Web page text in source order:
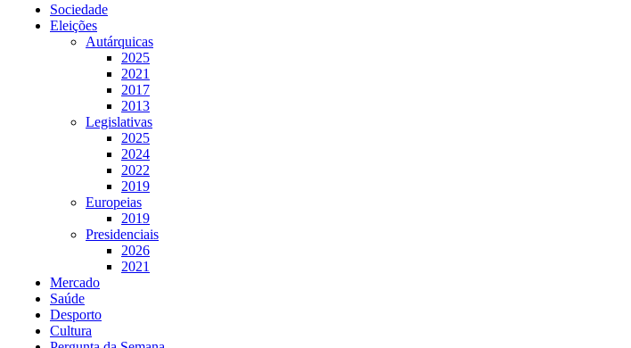
Sociedade
Eleições
Autárquicas
2025
2021
2017
2013
Legislativas
2025
2024
2022
2019
Europeias
2019
Presidenciais
2026
2021
Mercado
Saúde
Desporto
Cultura